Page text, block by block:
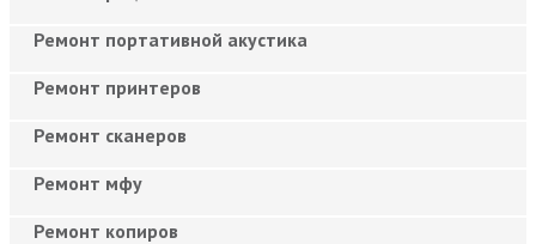
Ремонт портативной акустика
Ремонт принтеров
Ремонт сканеров
Ремонт мфу
Ремонт копиров